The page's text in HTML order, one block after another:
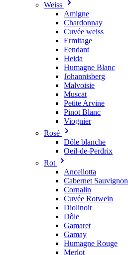
Weiss
Amigne
Chardonnay
Cuvée weiss
Ermitage
Fendant
Heida
Humagne Blanc
Johannisberg
Malvoisie
Muscat
Petite Arvine
Pinot Blanc
Viognier
Rosé
Dôle blanche
Oeil-de-Perdrix
Rot
Ancellotta
Cabernet Sauvignon
Cornalin
Cuvée Rotwein
Diolinoir
Dôle
Gamaret
Gamay
Humagne Rouge
Merlot